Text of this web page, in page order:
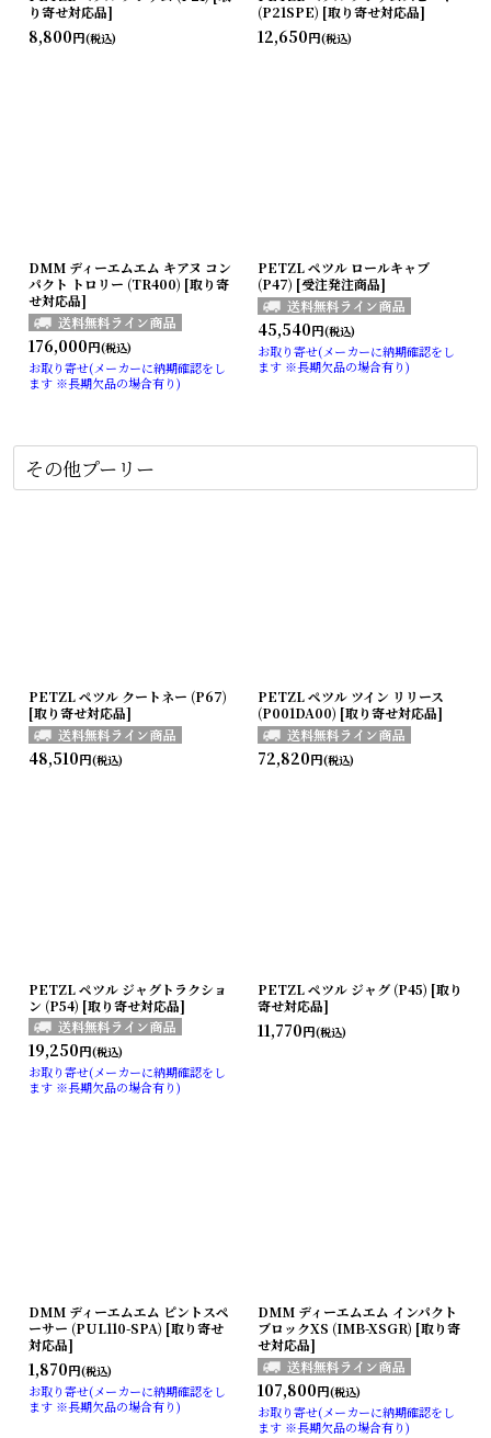
り寄せ対応品]
8,800円(税込)
(P21SPE) [取り寄せ対応品]
12,650円(税込)
DMM ディーエムエム キアヌ コン
パクト トロリー (TR400) [取り寄
せ対応品]
176,000円(税込)
お取り寄せ(メーカーに納期確認をし
ます ※長期欠品の場合有り)
PETZL ペツル ロールキャブ
(P47) [受注発注商品]
45,540円(税込)
お取り寄せ(メーカーに納期確認をし
ます ※長期欠品の場合有り)
その他プーリー
PETZL ペツル クートネー (P67)
[取り寄せ対応品]
48,510円(税込)
PETZL ペツル ツイン リリース
(P001DA00) [取り寄せ対応品]
72,820円(税込)
PETZL ペツル ジャグトラクショ
ン (P54) [取り寄せ対応品]
19,250円(税込)
お取り寄せ(メーカーに納期確認をし
ます ※長期欠品の場合有り)
PETZL ペツル ジャグ (P45) [取り
寄せ対応品]
11,770円(税込)
DMM ディーエムエム ピントスペ
ーサー (PUL110-SPA) [取り寄せ
対応品]
1,870円(税込)
お取り寄せ(メーカーに納期確認をし
ます ※長期欠品の場合有り)
DMM ディーエムエム インパクト
ブロックXS (IMB-XSGR) [取り寄
せ対応品]
107,800円(税込)
お取り寄せ(メーカーに納期確認をし
ます ※長期欠品の場合有り)